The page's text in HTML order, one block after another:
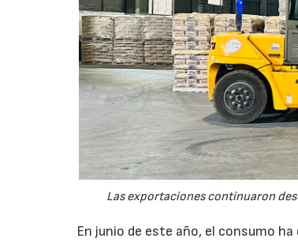
Las exportaciones continuaron
En junio de este año, el consumo